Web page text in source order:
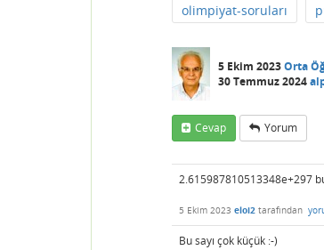
olimpiyat-soruları
5 Ekim 2023Orta
30 Temmuz 2024
Cevap Yorum
2.615987810513348e+297
5 Ekim 2023 eloi2 tarafından
Bu sayı çok küçük :-)